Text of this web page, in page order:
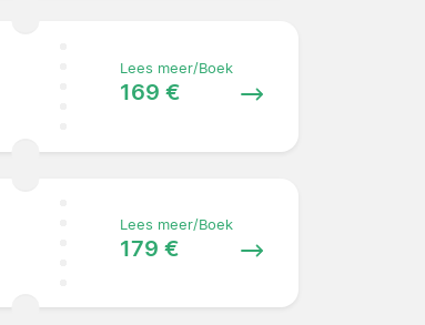
Lees meer/Boek
169 €
Lees meer/Boek
179 €